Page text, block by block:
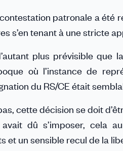
patronale a été
s’en tenant à une stricte
plus prévisible
où l’instance de
du RS/CE était
cette décision se doit
dû s’imposer, cela
et un sensible recul de la